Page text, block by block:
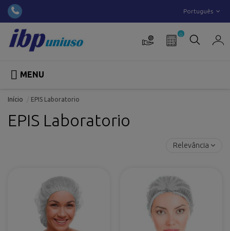
Português
0
 MENU
Início EPIS Laboratorio
EPIS Laboratorio
Relevância